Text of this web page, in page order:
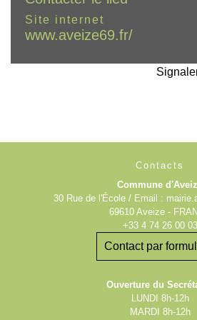
Site internet
www.aveize69.fr/
Contacts
Commune
30 Rue de l'École / Email :
69610 Aveize -
+33 4 74 26 00 03
Contact par
Ouverture du
LUNDI 8h-12h
MARDI 8h-12h